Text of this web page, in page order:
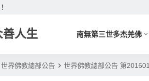
善人生 南無第三世多杰羌佛
世界佛教總部公告 世界佛教總部公告 第